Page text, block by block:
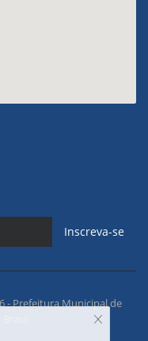
Inscreva-se
- Prefeitura Municipal de